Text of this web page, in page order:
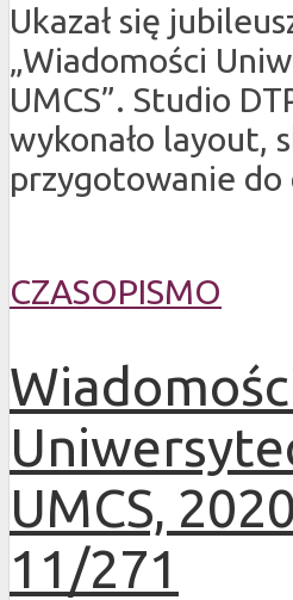
Ukazał się
„Wiadomości
UMCS”. Studio
wykonało layout,
przygotowanie do
CZASOPISMO
UMCS,
11/271